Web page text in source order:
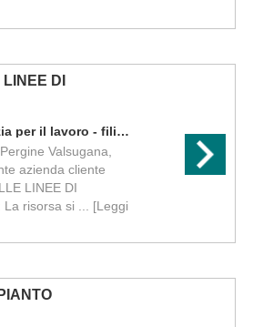
DI
Sapiens spa – agenzia per il lavoro - filiale di pergine
Valsugana,
azienda cliente
LINEE DI
risorsa si ... [Leggi